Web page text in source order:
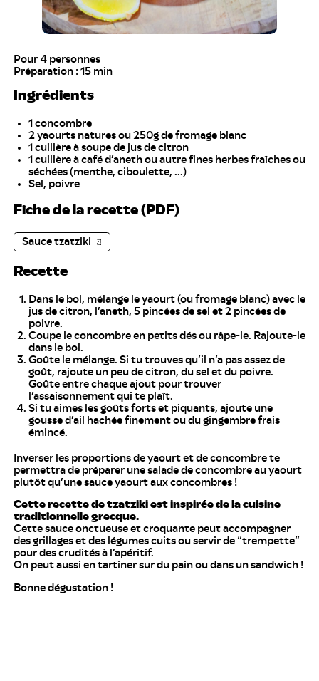
Pour 4 personnes
Préparation : 15 min
Ingrédients
1 concombre
2 yaourts natures ou 250g de fromage blanc
1 cuillère à soupe de jus de citron
1 cuillère à café d’aneth ou autre fines herbes fraîches ou
séchées (menthe, ciboulette, ...)
Sel, poivre
Fiche de la recette (PDF)
Sauce tzatziki
Recette
Dans le bol, mélange le yaourt (ou fromage blanc) avec le
jus de citron, l’aneth, 5 pincées de sel et 2 pincées de
poivre.
Coupe le concombre en petits dés ou râpe-le. Rajoute-le
dans le bol.
Goûte le mélange. Si tu trouves qu’il n’a pas assez de
goût, rajoute un peu de citron, du sel et du poivre.
Goûte entre chaque ajout pour trouver
l’assaisonnement qui te plaît.
Si tu aimes les goûts forts et piquants, ajoute une
gousse d’ail hachée finement ou du gingembre frais
émincé.
Inverser les proportions de yaourt et de concombre te
permettra de préparer une salade de concombre au yaourt
plutôt qu’une sauce yaourt aux concombres !
Cette recette de tzatziki est inspirée de la cuisine
traditionnelle grecque.
Cette sauce onctueuse et croquante peut accompagner
des grillages et des légumes cuits ou servir de “trempette”
pour des crudités à l’apéritif.
On peut aussi en tartiner sur du pain ou dans un sandwich !
Bonne dégustation !